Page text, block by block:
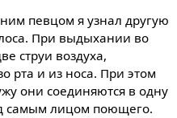
певцом я узнал другую
При выдыхании во
струи воздуха,
рта и из носа. При этом
они соединяются в одну
самым лицом поющего.